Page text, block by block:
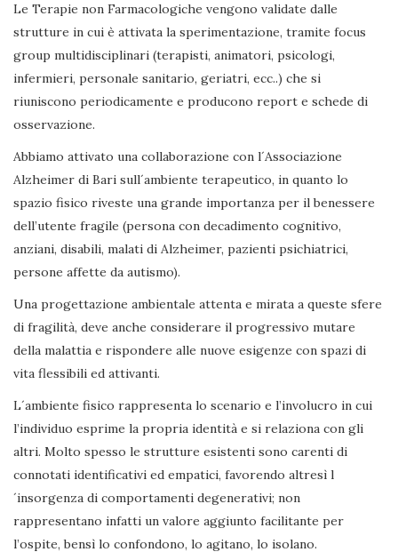
Le Terapie non Farmacologiche vengono validate dalle
strutture in cui è attivata la sperimentazione, tramite focus
group multidisciplinari (terapisti, animatori, psicologi,
infermieri, personale sanitario, geriatri, ecc..) che si
riuniscono periodicamente e producono report e schede di
osservazione.
Abbiamo attivato una collaborazione con l´Associazione
Alzheimer di Bari sull´ambiente terapeutico, in quanto lo
spazio fisico riveste una grande importanza per il benessere
dell’utente fragile (persona con decadimento cognitivo,
anziani, disabili, malati di Alzheimer, pazienti psichiatrici,
persone affette da autismo).
Una progettazione ambientale attenta e mirata a queste sfere
di fragilità, deve anche considerare il progressivo mutare
della malattia e rispondere alle nuove esigenze con spazi di
vita flessibili ed attivanti.
L´ambiente fisico rappresenta lo scenario e l’involucro in cui
l’individuo esprime la propria identità e si relaziona con gli
altri. Molto spesso le strutture esistenti sono carenti di
connotati identificativi ed empatici, favorendo altresì l
´insorgenza di comportamenti degenerativi; non
rappresentano infatti un valore aggiunto facilitante per
l’ospite, bensì lo confondono, lo agitano, lo isolano.